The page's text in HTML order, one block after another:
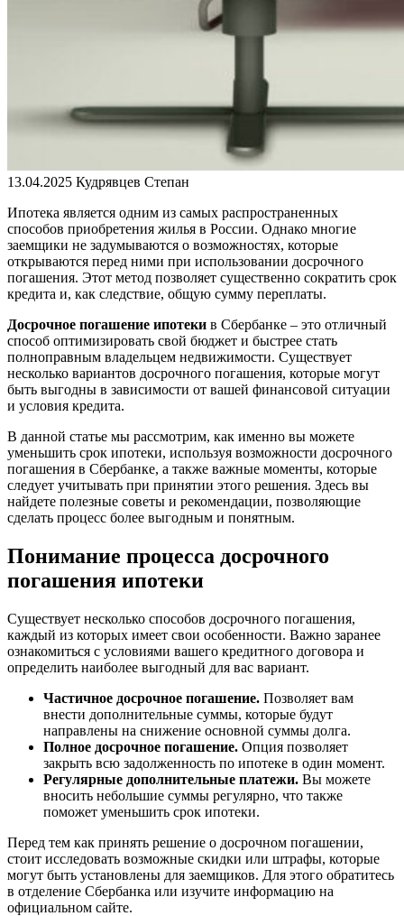
13.04.2025 Кудрявцев Степан
Ипотека является одним из самых распространенных
способов приобретения жилья в России. Однако многие
заемщики не задумываются о возможностях, которые
открываются перед ними при использовании досрочного
погашения. Этот метод позволяет существенно сократить срок
кредита и, как следствие, общую сумму переплаты.
Досрочное погашение ипотеки в Сбербанке – это отличный
способ оптимизировать свой бюджет и быстрее стать
полноправным владельцем недвижимости. Существует
несколько вариантов досрочного погашения, которые могут
быть выгодны в зависимости от вашей финансовой ситуации
и условия кредита.
В данной статье мы рассмотрим, как именно вы можете
уменьшить срок ипотеки, используя возможности досрочного
погашения в Сбербанке, а также важные моменты, которые
следует учитывать при принятии этого решения. Здесь вы
найдете полезные советы и рекомендации, позволяющие
сделать процесс более выгодным и понятным.
Понимание процесса досрочного
погашения ипотеки
Существует несколько способов досрочного погашения,
каждый из которых имеет свои особенности. Важно заранее
ознакомиться с условиями вашего кредитного договора и
определить наиболее выгодный для вас вариант.
Частичное досрочное погашение. Позволяет вам
внести дополнительные суммы, которые будут
направлены на снижение основной суммы долга.
Полное досрочное погашение. Опция позволяет
закрыть всю задолженность по ипотеке в один момент.
Регулярные дополнительные платежи. Вы можете
вносить небольшие суммы регулярно, что также
поможет уменьшить срок ипотеки.
Перед тем как принять решение о досрочном погашении,
стоит исследовать возможные скидки или штрафы, которые
могут быть установлены для заемщиков. Для этого обратитесь
в отделение Сбербанка или изучите информацию на
официальном сайте.